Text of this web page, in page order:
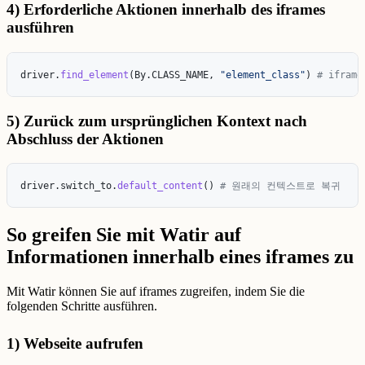
4) Erforderliche Aktionen innerhalb des iframes
ausführen
driver. find_element ( By.CLASS_NAME, "element_class " )
5) Zurück zum ursprünglichen Kontext nach
Abschluss der Aktionen
driver. switch_to.default_content ()
So greifen Sie mit Watir auf
Informationen innerhalb eines iframes zu
Mit Watir können Sie auf iframes zugreifen, indem Sie die
folgenden Schritte ausführen.
1) Webseite aufrufen